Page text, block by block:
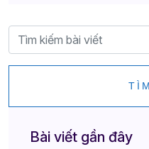
Bài viết gần đây